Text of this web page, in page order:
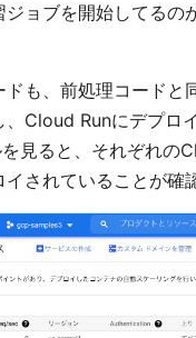
ジョブを開始してるの
ドも、前処理コードと
、Cloud Runにデプロ
見ると、それぞれの
されていることが確